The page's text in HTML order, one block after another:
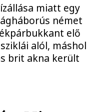
miatt egy
német
elő
alól, máshol
brit akna került